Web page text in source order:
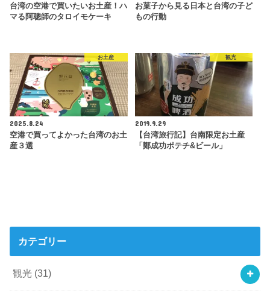
台湾の空港で買いたいお土産！ハ
マる阿聰師のタロイモケーキ
お菓子から見る日本と台湾の子ど
もの行動
お土産
2025.8.24
空港で買ってよかった台湾のお土
産３選
観光
2019.9.29
【台湾旅行記】台南限定お土産
「鄭成功ポテチ&ビール」
カテゴリー
観光 (31)